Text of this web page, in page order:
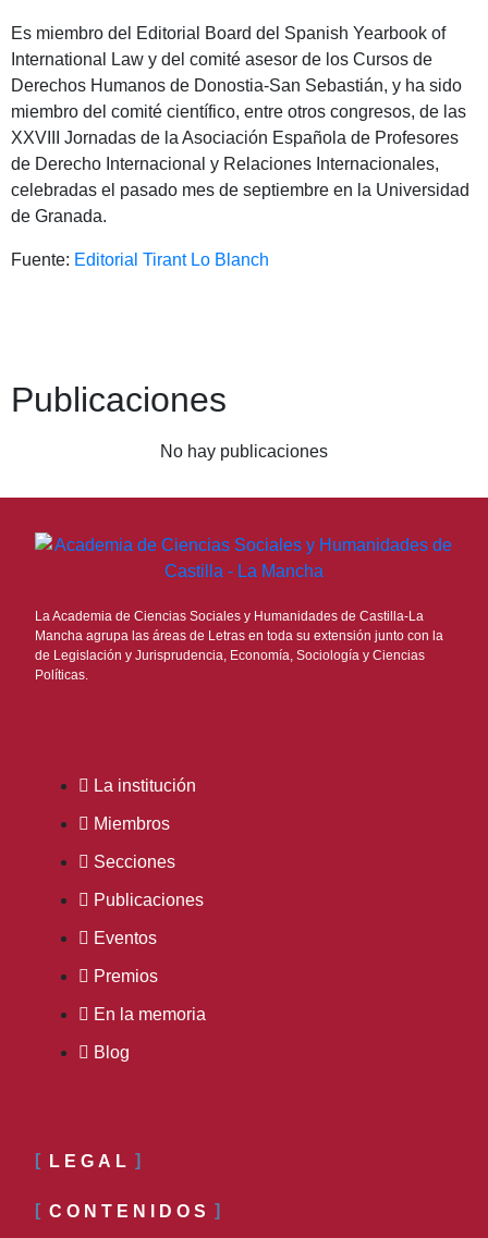
Es miembro del Editorial Board del Spanish Yearbook of
International Law y del comité asesor de los Cursos de
Derechos Humanos de Donostia-San Sebastián, y ha sido
miembro del comité científico, entre otros congresos, de las
XXVIII Jornadas de la Asociación Española de Profesores
de Derecho Internacional y Relaciones Internacionales,
celebradas el pasado mes de septiembre en la Universidad
de Granada.
Fuente: Editorial Tirant Lo Blanch
Publicaciones
No hay publicaciones
La Academia de Ciencias Sociales y Humanidades de Castilla-La
Mancha agrupa las áreas de Letras en toda su extensión junto con la
de Legislación y Jurisprudencia, Economía, Sociología y Ciencias
Políticas.
La institución
Miembros
Secciones
Publicaciones
Eventos
Premios
En la memoria
Blog
LEGAL
CONTENIDOS